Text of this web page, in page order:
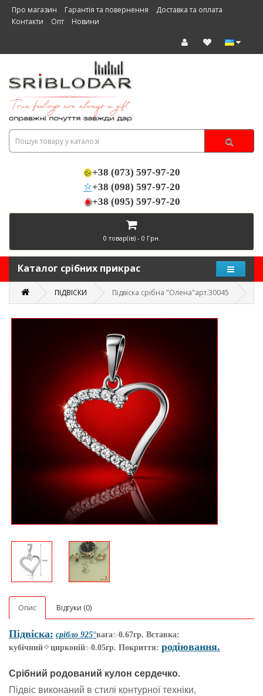
Про магазин Гарантія та повернення
Доставка та оплата
Контакти
Опт Новини
+38 (073) 597-97-20
+38 (098) 597-97-20
+38 (095) 597-97-20
0 товар(ів) - 0 Грн.
Каталог срібних прикрас
ПІДВІСКИ Підвіска срібна "Олена"арт.30045
Опис Відгуки (0)
Підвіска: срібло 925°вага✨0.67гр. Вставка:
кубічний✧цирконій✨0.05гр. Покриття: родіювання.
Срібний родований кулон сердечко.
Підвіс виконаний в стилі контурної техніки,